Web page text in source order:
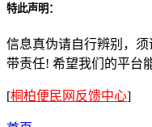
特此声明：
信息真伪请自行辨别，
带责任! 希望我们的平台
[桐柏便民网反馈中心]